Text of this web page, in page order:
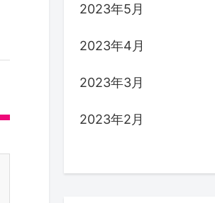
2023年5月
2023年4月
2023年3月
2023年2月